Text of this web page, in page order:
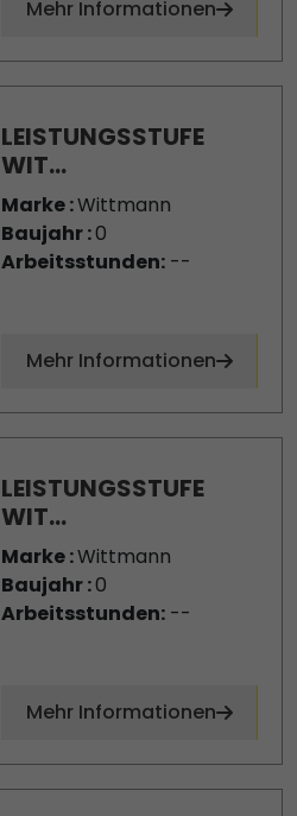
Mehr Informationen
LEISTUNGSSTUFE
WIT...
Marke :Wittmann
Baujahr :0
Arbeitsstunden:--
Mehr Informationen
LEISTUNGSSTUFE
WIT...
Marke :Wittmann
Baujahr :0
Arbeitsstunden:--
Mehr Informationen